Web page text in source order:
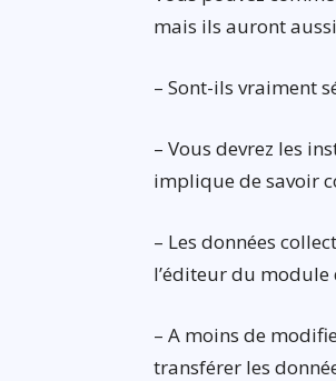
mais ils auront
– Sont-ils vraiment
– Vous devrez les
implique de savoir
– Les données
l’éditeur du module
– A moins de
transférer les